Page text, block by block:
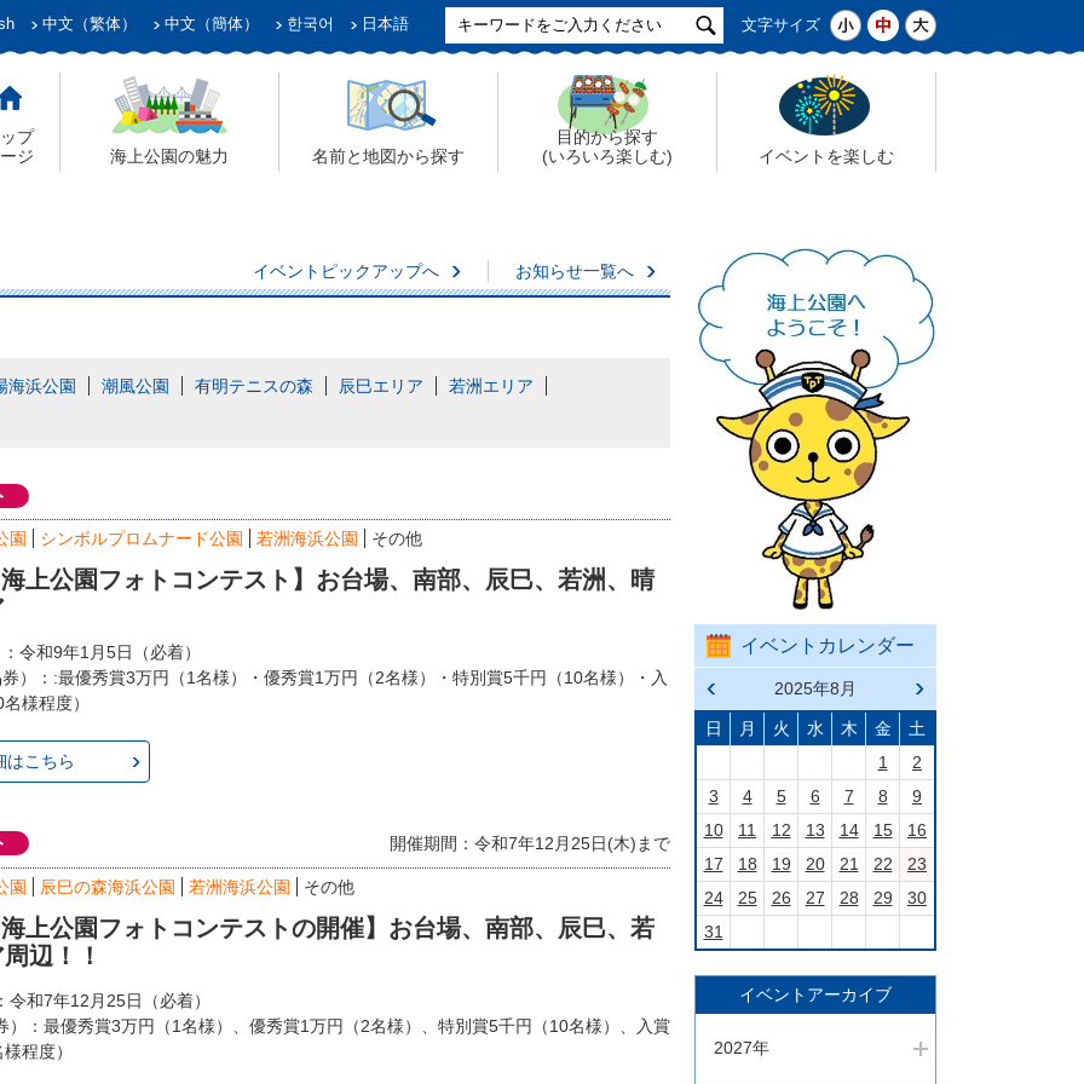
中文（繁体） 中文（簡体） 한국어 日本語 文字サイズ
プ
ジ
海上公園の魅力 名前と地図から探す
目的から探す
(いろいろ楽しむ)
イベントを楽しむ
イベントピックアップへ お知らせ一覧へ
海浜公園 潮風公園 有明テニスの森 辰巳エリア 若洲エリア
園 シンボルプロムナード公園 若洲海浜公園 その他
上公園フォトコンテスト】お台場、南部、辰巳、若洲、晴
令和9年1月5日（必着）
）：:最優秀賞3万円（1名様）・優秀賞1万円（2名様）・特別賞5千円（10名様）・入
様程度）
はこちら
開催期間：令和7年12月25日(木)まで
園 辰巳の森海浜公園 若洲海浜公園 その他
上公園フォトコンテストの開催】お台場、南部、辰巳、若
辺！！
令和7年12月25日（必着）
）：最優秀賞3万円（1名様）、優秀賞1万円（2名様）、特別賞5千円（10名様）、入賞
程度）
イベントカレンダー
前の
月へ
戻る
2025年8月
次の
月へ
進む
日 月 火 水 木 金
土
1
2
3
4 5 6 7 8
9
10
11 12 13 14 15
16
17
18 19 20 21 22
23
24
25 26 27 28 29
30
31
イベントアーカイブ
2027年